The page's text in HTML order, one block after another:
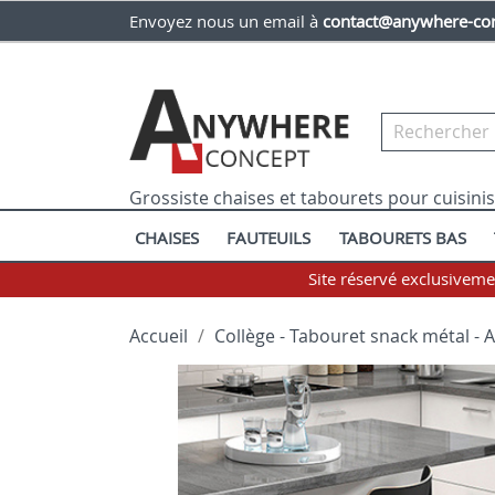
Envoyez nous un email à contact@anywhere-
Grossiste chaises et tabourets pour
CHAISES FAUTEUILS TABOURETS BAS
Site réservé
Accueil Collège - Tabouret snack métal -